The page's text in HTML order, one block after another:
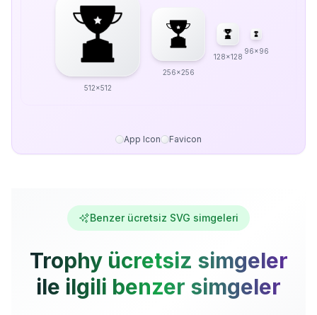
512x512
256x256
128x128
96x96
App Icon Favicon
Benzer ücretsiz SVG simgeleri
Trophy ücretsiz simgeler
ile ilgili benzer simgeler